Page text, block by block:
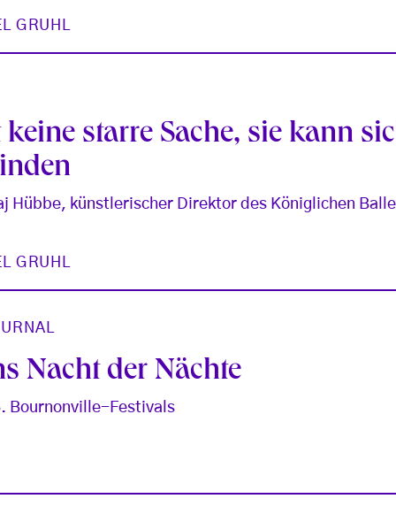
GRUHL
starre Sache, sie kann
Hübbe, künstlerischer Direktor des Königlichen
GRUHL
Nacht der Nächte
Bournonville-Festivals